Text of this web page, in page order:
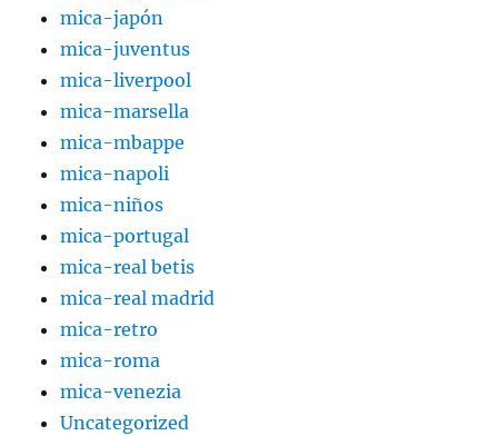
mica-japón
mica-juventus
mica-liverpool
mica-marsella
mica-mbappe
mica-napoli
mica-niños
mica-portugal
mica-real betis
mica-real madrid
mica-retro
mica-roma
mica-venezia
Uncategorized